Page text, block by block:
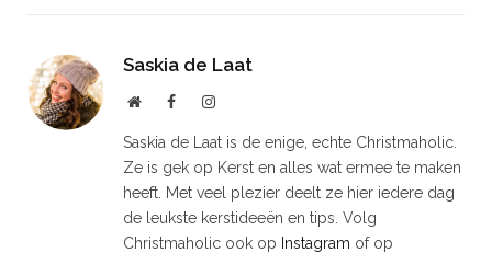
Saskia de Laat
WebsiteFacebookInstagram
Saskia de Laat is de enige, echte Christmaholic.
Ze is gek op Kerst en alles wat ermee te maken
heeft. Met veel plezier deelt ze hier iedere dag
de leukste kerstideeën en tips. Volg
Christmaholic ook op Instagram of op